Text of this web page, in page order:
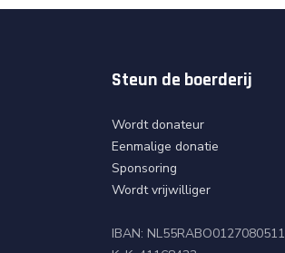
Steun de boerderij
Wordt donateur
Eenmalige donatie
Sponsoring
Wordt vrijwilliger
IBAN: NL55RABO0127080511